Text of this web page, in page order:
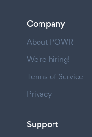
Company
About POWR
We're hiring!
Terms of Service
Privacy
Support